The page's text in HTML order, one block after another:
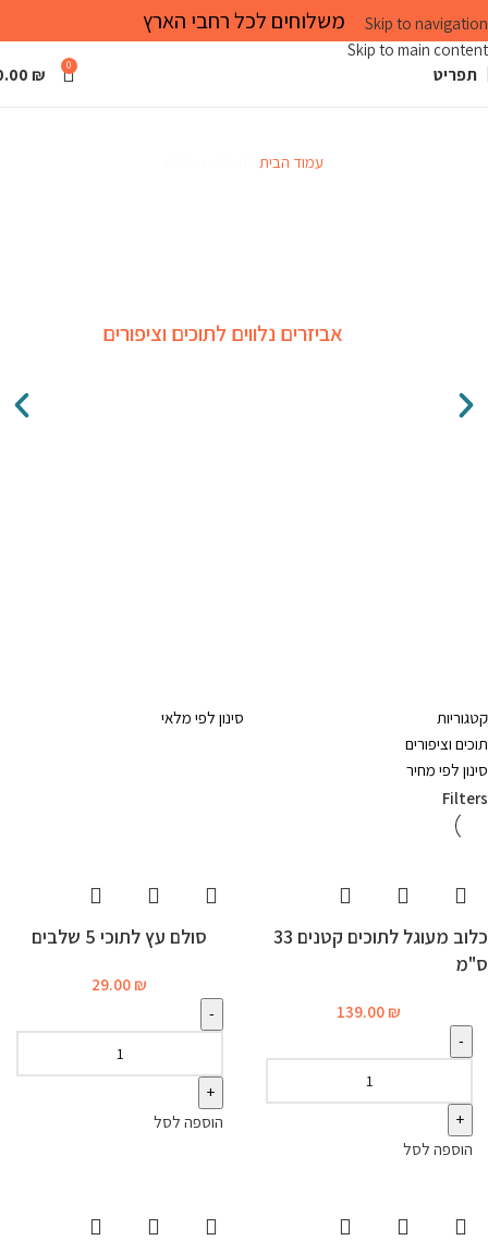
Skip to navigation
Skip to main content
משלוחים לכל רחבי הארץ
תפריט 0
₪
עמוד הבית
אביזרים נלווים לתוכים וציפורים
קטגוריות
תוכים וציפורים
סינון לפי מלאי
סינון לפי מחיר
Filters
כלוב מעוגל לתוכים קטנים 33
ס"מ
139.00 ₪
הוספה לסל
סולם עץ לתוכי 5 שלבים
29.00 ₪
הוספה לסל